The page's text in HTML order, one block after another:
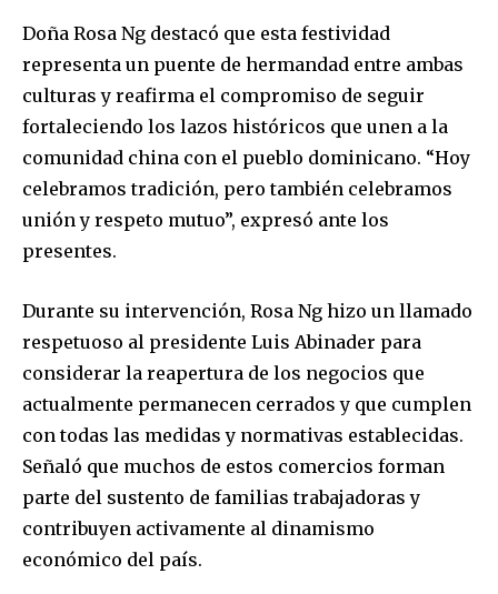
Doña Rosa Ng destacó que esta festividad
representa un puente de hermandad entre ambas
culturas y reafirma el compromiso de seguir
fortaleciendo los lazos históricos que unen a la
comunidad china con el pueblo dominicano. “Hoy
celebramos tradición, pero también celebramos
unión y respeto mutuo”, expresó ante los
presentes.
Durante su intervención, Rosa Ng hizo un llamado
respetuoso al presidente Luis Abinader para
considerar la reapertura de los negocios que
actualmente permanecen cerrados y que cumplen
con todas las medidas y normativas establecidas.
Señaló que muchos de estos comercios forman
parte del sustento de familias trabajadoras y
contribuyen activamente al dinamismo
económico del país.